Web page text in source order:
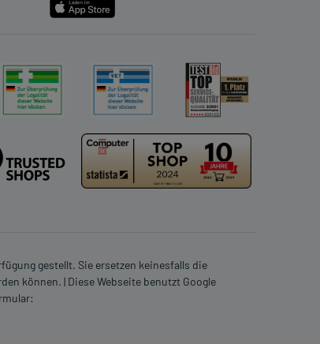
gestellt. Sie ersetzen keinesfalls die
können. | Diese Webseite benutzt Google